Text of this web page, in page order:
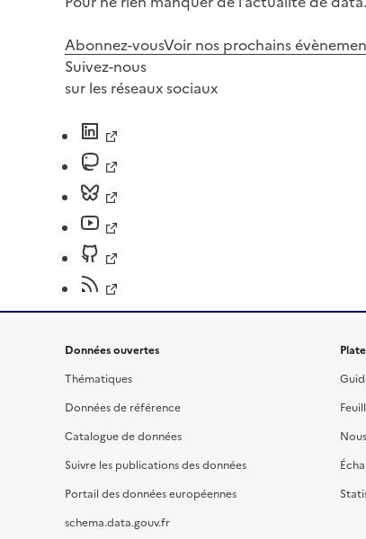
Abonnez-vousVoir nos prochains
Suivez-nous
sur les réseaux sociaux
Données ouvertes
Thématiques
Données de référence
Catalogue de données
Suivre les publications des données
Portail des données européennes
schema.data.gouv.fr